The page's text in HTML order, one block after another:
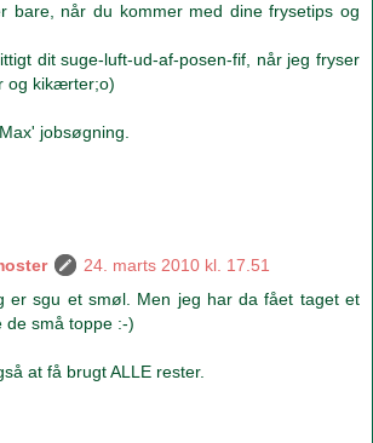
bare, når du kommer med dine frysetips og
dit suge-luft-ud-af-posen-fif, når jeg fryser
og kikærter;o)
jobsøgning.
24. marts 2010 kl. 17.51
er sgu et smøl. Men jeg har da fået taget et
de små toppe :-)
at få brugt ALLE rester.